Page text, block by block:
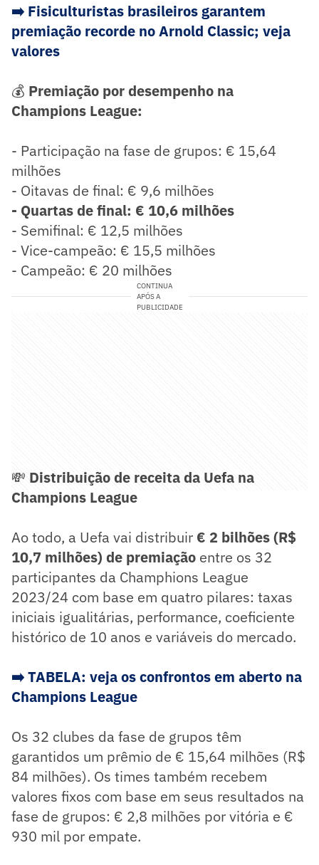
➡️ Fisiculturistas brasileiros garantem
premiação recorde no Arnold Classic; veja
valores
💰 Premiação por desempenho na
Champions League:
- Participação na fase de grupos: € 15,64
milhões
- Oitavas de final: € 9,6 milhões
- Quartas de final: € 10,6 milhões
- Semifinal: € 12,5 milhões
- Vice-campeão: € 15,5 milhões
- Campeão: € 20 milhões
CONTINUA
APÓS A
PUBLICIDADE
💸 Distribuição de receita da Uefa na
Champions League
Ao todo, a Uefa vai distribuir € 2 bilhões (R$
10,7 milhões) de premiação entre os 32
participantes da Champhions League
2023/24 com base em quatro pilares: taxas
iniciais igualitárias, performance, coeficiente
histórico de 10 anos e variáveis do mercado.
➡️ TABELA: veja os confrontos em aberto na
Champions League
Os 32 clubes da fase de grupos têm
garantidos um prêmio de € 15,64 milhões (R$
84 milhões). Os times também recebem
valores fixos com base em seus resultados na
fase de grupos: € 2,8 milhões por vitória e €
930 mil por empate.